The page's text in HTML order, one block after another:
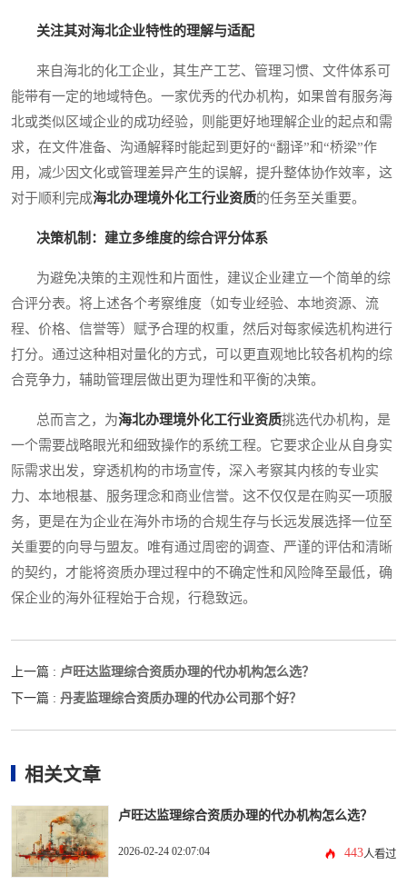
关注其对海北企业特性的理解与适配
来自海北的化工企业，其生产工艺、管理习惯、文件体系可
能带有一定的地域特色。一家优秀的代办机构，如果曾有服务海
北或类似区域企业的成功经验，则能更好地理解企业的起点和需
求，在文件准备、沟通解释时能起到更好的“翻译”和“桥梁”作
用，减少因文化或管理差异产生的误解，提升整体协作效率，这
对于顺利完成海北办理境外化工行业资质的任务至关重要。
决策机制：建立多维度的综合评分体系
为避免决策的主观性和片面性，建议企业建立一个简单的综
合评分表。将上述各个考察维度（如专业经验、本地资源、流
程、价格、信誉等）赋予合理的权重，然后对每家候选机构进行
打分。通过这种相对量化的方式，可以更直观地比较各机构的综
合竞争力，辅助管理层做出更为理性和平衡的决策。
总而言之，为海北办理境外化工行业资质挑选代办机构，是
一个需要战略眼光和细致操作的系统工程。它要求企业从自身实
际需求出发，穿透机构的市场宣传，深入考察其内核的专业实
力、本地根基、服务理念和商业信誉。这不仅仅是在购买一项服
务，更是在为企业在海外市场的合规生存与长远发展选择一位至
关重要的向导与盟友。唯有通过周密的调查、严谨的评估和清晰
的契约，才能将资质办理过程中的不确定性和风险降至最低，确
保企业的海外征程始于合规，行稳致远。
上一篇 : 卢旺达监理综合资质办理的代办机构怎么选？
下一篇 : 丹麦监理综合资质办理的代办公司那个好？
相关文章
卢旺达监理综合资质办理的代办机构怎么选？
2026-02-24 02:07:04 443人看过